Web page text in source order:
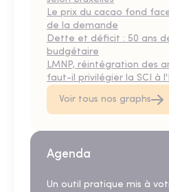
Le prix du cacao fond
de la demande
Dette et déficit : 50 ans
budgétaire
LMNP, réintégration des
faut-il privilégier la SCI à
Voir tous nos graphs
Agenda
Un outil pratique mis à